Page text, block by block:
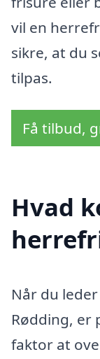
vil en
sikre, at du
tilpas.
Få tilbud,
Hvad
Når du
Rødding, er
faktor at